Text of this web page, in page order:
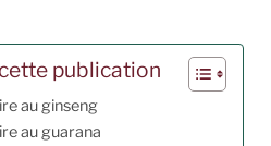
publication
au ginseng
au guarana